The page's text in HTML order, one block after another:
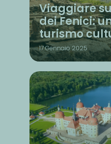
Viaggiare
dei Fenici:
turismo
17 Gennaio 2025